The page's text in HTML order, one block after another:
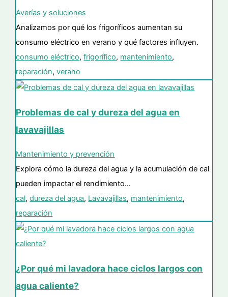
Averías y soluciones
Analizamos por qué los frigoríficos aumentan su
consumo eléctrico en verano y qué factores influyen.
consumo eléctrico,frigorífico, mantenimiento,
reparación,verano
Problemas de cal y dureza del agua en
lavavajillas
Mantenimiento y prevención
Explora cómo la dureza del agua y la acumulación de cal
pueden impactar el rendimiento…
cal,dureza del agua, Lavavajillas, mantenimiento,
reparación
¿Por qué mi lavadora hace ciclos largos con
agua caliente?